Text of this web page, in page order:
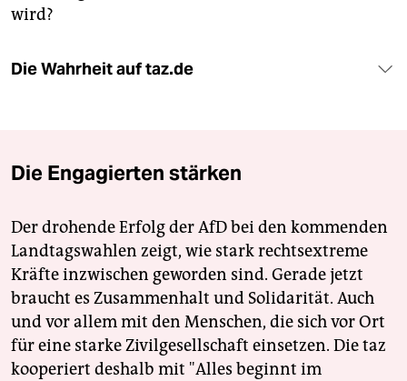
wird?
Die Wahrheit auf taz.de
Die Engagierten stärken
Der drohende Erfolg der AfD bei den kommenden
Landtagswahlen zeigt, wie stark rechtsextreme
Kräfte inzwischen geworden sind. Gerade jetzt
braucht es Zusammenhalt und Solidarität. Auch
und vor allem mit den Menschen, die sich vor Ort
für eine starke Zivilgesellschaft einsetzen. Die taz
kooperiert deshalb mit "Alles beginnt im